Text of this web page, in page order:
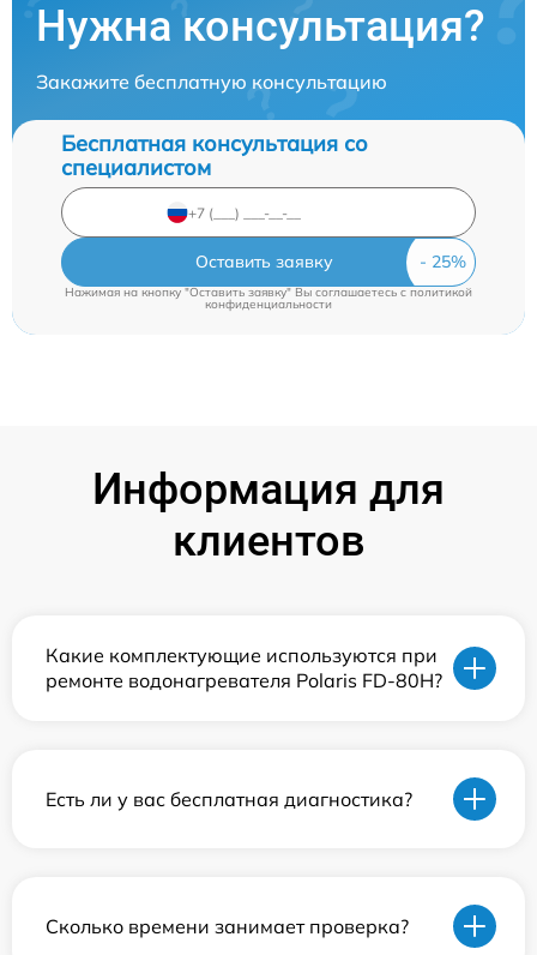
Нужна консультация?
Закажите бесплатную консультацию
Бесплатная консультация со
специалистом
Оставить заявку
Нажимая на кнопку "Оставить заявку" Вы соглашаетесь cполитикой
конфиденциальности
Информация для
клиентов
Какие комплектующие используются при
ремонте водонагревателя Polaris FD-80H?
Есть ли у вас бесплатная диагностика?
Сколько времени занимает проверка?